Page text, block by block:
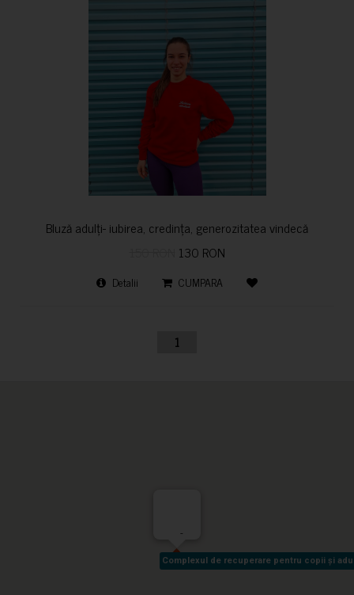
Bluză adulți- iubirea, credința, generozitatea vindecă
130 RON
Detalii CUMPARA
1
Complexul de recuperare pentru copii și
Complexul de recuperare pentru copii și
-